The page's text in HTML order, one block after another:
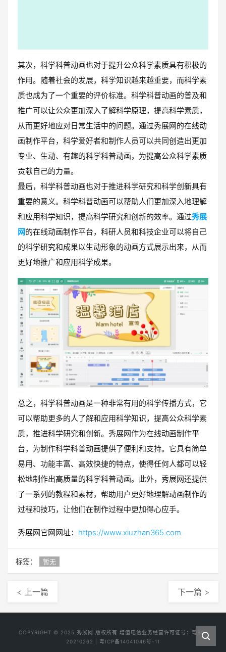
其次，科学科普动画也对于提升公众科学素质具有积极的
作用。随着社会的发展，科学知识越来越重要，而科学素
质也成为了一个重要的评价标准。科学科普动画的普及和
推广可以让公众更加深入了解科学原理，提高科学素质，
从而更好地应对日常生活中的问题。通过秀展网的在线动
画制作平台，科学爱好者和制作人员可以共同创造出更加
专业、生动、有趣的科学科普动画，为提高公众科学素质
贡献自己的力量。
最后，科学科普动画也对于推进科学研究和科学创新具有
重要的意义。科学科普动画可以帮助人们更加深入地理解
和应用科学知识，提高科学研究和创新的效率。通过秀展
网的在线动画制作平台，科研人员和科技企业可以将自己
的科学研究和成果以生动形象的动画方式展示出来，从而
更好地推广和应用科学成果。
总之，科学科普动画是一种非常有用的科学传播方式，它
可以帮助更多的人了解和应用科学知识，提高公众科学素
质，推进科学研究和创新。秀展网作为在线动画制作平
台，为制作科学科普动画提供了便利和支持。它具有简单
易用、功能丰富、高效快捷的特点，使得任何人都可以轻
松地制作出高质量的科学科普动画。此外，秀展网还提供
了一系列的教程和素材，帮助用户更好地理解动画制作的
过程和技巧，让他们在制作过程中更加得心应手。
秀展网官网网址： https://www.xiuzhan365.com
标签： 暂无
< 上一篇 下一篇 >
COPYRIGHT © 2025 秀展网 版权所有 增值电信业务经营许可证号： 粤B2-
20210262
粤ICP备14041046号-11